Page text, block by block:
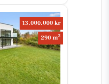
13.000.000 kr
290 m2